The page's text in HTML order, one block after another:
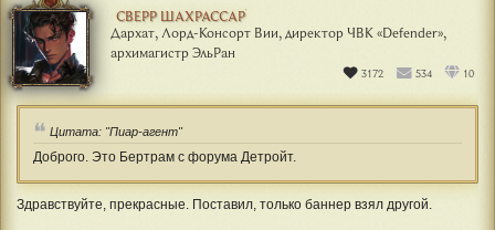
СВЕРР ШАХРАССАР
Дархат, Лорд-Консорт Вии, директор ЧВК «Defender»,
архимагистр ЭльРан
3172 534 10
Цитата: "Пиар-агент"
Доброго. Это Бертрам с форума Детройт.
Здравствуйте, прекрасные. Поставил, только баннер взял другой.